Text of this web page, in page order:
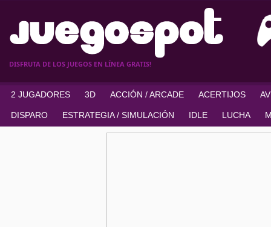
DISFRUTA DE LOS JUEGOS EN LÍNEA GRATIS!
2 JUGADORES 3D ACCIÓN / ARCADE ACERTIJOS
DISPARO ESTRATEGIA / SIMULACIÓN IDLE LUCHA